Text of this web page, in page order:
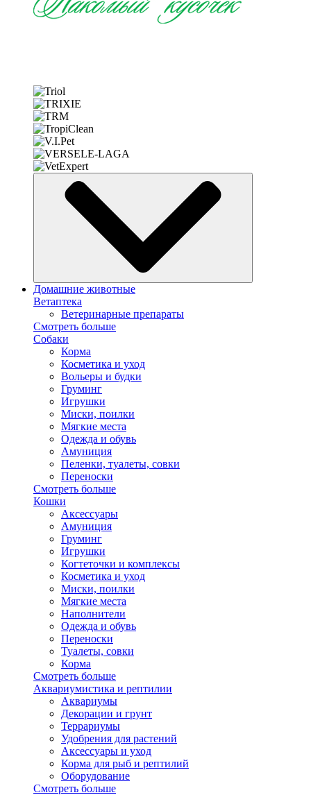
Домашние животные
Ветаптека
Ветеринарные препараты
Смотреть больше
Собаки
Корма
Косметика и уход
Вольеры и будки
Груминг
Игрушки
Миски, поилки
Мягкие места
Одежда и обувь
Амуниция
Пеленки, туалеты, совки
Переноски
Смотреть больше
Кошки
Аксессуары
Амуниция
Груминг
Игрушки
Когтеточки и комплексы
Косметика и уход
Миски, поилки
Мягкие места
Наполнители
Одежда и обувь
Переноски
Туалеты, совки
Корма
Смотреть больше
Аквариумистика и рептилии
Аквариумы
Декорации и грунт
Террариумы
Удобрения для растений
Аксессуары и уход
Корма для рыб и рептилий
Оборудование
Смотреть больше